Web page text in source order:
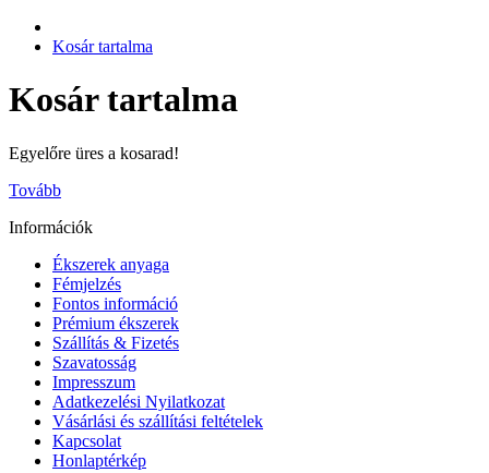
Kosár tartalma
Kosár tartalma
Egyelőre üres a kosarad!
Tovább
Információk
Ékszerek anyaga
Fémjelzés
Fontos információ
Prémium ékszerek
Szállítás & Fizetés
Szavatosság
Impresszum
Adatkezelési Nyilatkozat
Vásárlási és szállítási feltételek
Kapcsolat
Honlaptérkép